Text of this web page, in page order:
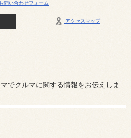
問い合わせフォーム
アクセスマップ
でクルマに関する情報をお伝えしま